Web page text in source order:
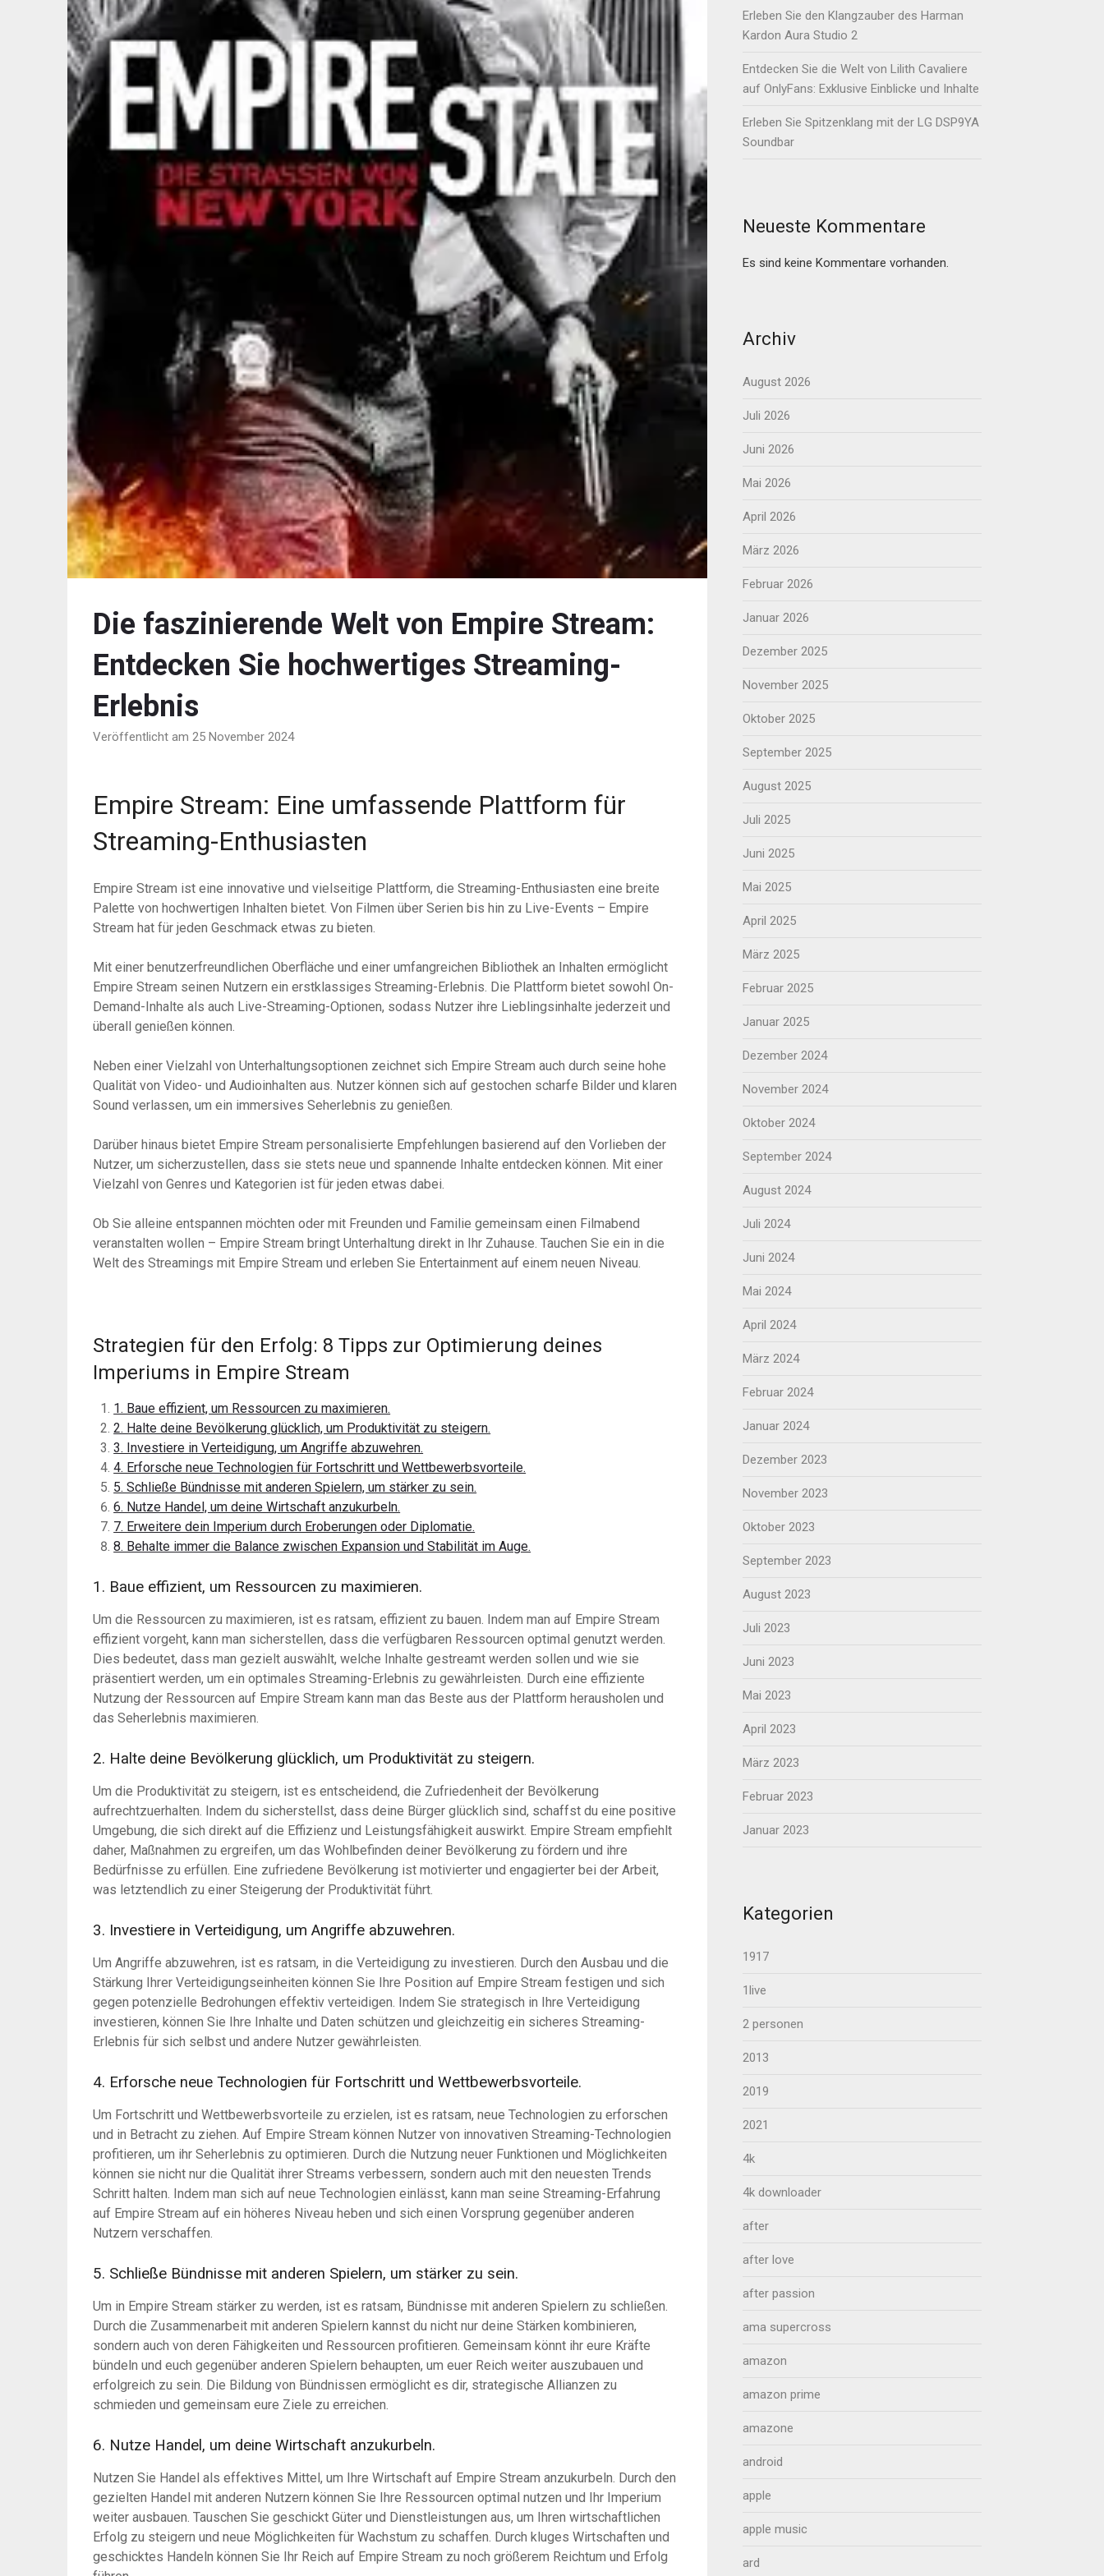
Die faszinierende Welt von Empire Stream:
Entdecken Sie hochwertiges Streaming-
Erlebnis
Veröffentlicht am 25 November 2024
Empire Stream: Eine umfassende Plattform für
Streaming-Enthusiasten
Empire Stream ist eine innovative und vielseitige Plattform, die Streaming-Enthusiasten eine breite
Palette von hochwertigen Inhalten bietet. Von Filmen über Serien bis hin zu Live-Events – Empire
Stream hat für jeden Geschmack etwas zu bieten.
Mit einer benutzerfreundlichen Oberfläche und einer umfangreichen Bibliothek an Inhalten ermöglicht
Empire Stream seinen Nutzern ein erstklassiges Streaming-Erlebnis. Die Plattform bietet sowohl On-
Demand-Inhalte als auch Live-Streaming-Optionen, sodass Nutzer ihre Lieblingsinhalte jederzeit und
überall genießen können.
Neben einer Vielzahl von Unterhaltungsoptionen zeichnet sich Empire Stream auch durch seine hohe
Qualität von Video- und Audioinhalten aus. Nutzer können sich auf gestochen scharfe Bilder und klaren
Sound verlassen, um ein immersives Seherlebnis zu genießen.
Darüber hinaus bietet Empire Stream personalisierte Empfehlungen basierend auf den Vorlieben der
Nutzer, um sicherzustellen, dass sie stets neue und spannende Inhalte entdecken können. Mit einer
Vielzahl von Genres und Kategorien ist für jeden etwas dabei.
Ob Sie alleine entspannen möchten oder mit Freunden und Familie gemeinsam einen Filmabend
veranstalten wollen – Empire Stream bringt Unterhaltung direkt in Ihr Zuhause. Tauchen Sie ein in die
Welt des Streamings mit Empire Stream und erleben Sie Entertainment auf einem neuen Niveau.
Strategien für den Erfolg: 8 Tipps zur Optimierung deines
Imperiums in Empire Stream
1. Baue effizient, um Ressourcen zu maximieren.
2. Halte deine Bevölkerung glücklich, um Produktivität zu steigern.
3. Investiere in Verteidigung, um Angriffe abzuwehren.
4. Erforsche neue Technologien für Fortschritt und Wettbewerbsvorteile.
5. Schließe Bündnisse mit anderen Spielern, um stärker zu sein.
6. Nutze Handel, um deine Wirtschaft anzukurbeln.
7. Erweitere dein Imperium durch Eroberungen oder Diplomatie.
8. Behalte immer die Balance zwischen Expansion und Stabilität im Auge.
1. Baue effizient, um Ressourcen zu maximieren.
Um die Ressourcen zu maximieren, ist es ratsam, effizient zu bauen. Indem man auf Empire Stream
effizient vorgeht, kann man sicherstellen, dass die verfügbaren Ressourcen optimal genutzt werden.
Dies bedeutet, dass man gezielt auswählt, welche Inhalte gestreamt werden sollen und wie sie
präsentiert werden, um ein optimales Streaming-Erlebnis zu gewährleisten. Durch eine effiziente
Nutzung der Ressourcen auf Empire Stream kann man das Beste aus der Plattform herausholen und
das Seherlebnis maximieren.
2. Halte deine Bevölkerung glücklich, um Produktivität zu steigern.
Um die Produktivität zu steigern, ist es entscheidend, die Zufriedenheit der Bevölkerung
aufrechtzuerhalten. Indem du sicherstellst, dass deine Bürger glücklich sind, schaffst du eine positive
Umgebung, die sich direkt auf die Effizienz und Leistungsfähigkeit auswirkt. Empire Stream empfiehlt
daher, Maßnahmen zu ergreifen, um das Wohlbefinden deiner Bevölkerung zu fördern und ihre
Bedürfnisse zu erfüllen. Eine zufriedene Bevölkerung ist motivierter und engagierter bei der Arbeit,
was letztendlich zu einer Steigerung der Produktivität führt.
3. Investiere in Verteidigung, um Angriffe abzuwehren.
Um Angriffe abzuwehren, ist es ratsam, in die Verteidigung zu investieren. Durch den Ausbau und die
Stärkung Ihrer Verteidigungseinheiten können Sie Ihre Position auf Empire Stream festigen und sich
gegen potenzielle Bedrohungen effektiv verteidigen. Indem Sie strategisch in Ihre Verteidigung
investieren, können Sie Ihre Inhalte und Daten schützen und gleichzeitig ein sicheres Streaming-
Erlebnis für sich selbst und andere Nutzer gewährleisten.
4. Erforsche neue Technologien für Fortschritt und Wettbewerbsvorteile.
Um Fortschritt und Wettbewerbsvorteile zu erzielen, ist es ratsam, neue Technologien zu erforschen
und in Betracht zu ziehen. Auf Empire Stream können Nutzer von innovativen Streaming-Technologien
profitieren, um ihr Seherlebnis zu optimieren. Durch die Nutzung neuer Funktionen und Möglichkeiten
können sie nicht nur die Qualität ihrer Streams verbessern, sondern auch mit den neuesten Trends
Schritt halten. Indem man sich auf neue Technologien einlässt, kann man seine Streaming-Erfahrung
auf Empire Stream auf ein höheres Niveau heben und sich einen Vorsprung gegenüber anderen
Nutzern verschaffen.
5. Schließe Bündnisse mit anderen Spielern, um stärker zu sein.
Um in Empire Stream stärker zu werden, ist es ratsam, Bündnisse mit anderen Spielern zu schließen.
Durch die Zusammenarbeit mit anderen Spielern kannst du nicht nur deine Stärken kombinieren,
sondern auch von deren Fähigkeiten und Ressourcen profitieren. Gemeinsam könnt ihr eure Kräfte
bündeln und euch gegenüber anderen Spielern behaupten, um euer Reich weiter auszubauen und
erfolgreich zu sein. Die Bildung von Bündnissen ermöglicht es dir, strategische Allianzen zu
schmieden und gemeinsam eure Ziele zu erreichen.
6. Nutze Handel, um deine Wirtschaft anzukurbeln.
Nutzen Sie Handel als effektives Mittel, um Ihre Wirtschaft auf Empire Stream anzukurbeln. Durch den
gezielten Handel mit anderen Nutzern können Sie Ihre Ressourcen optimal nutzen und Ihr Imperium
weiter ausbauen. Tauschen Sie geschickt Güter und Dienstleistungen aus, um Ihren wirtschaftlichen
Erfolg zu steigern und neue Möglichkeiten für Wachstum zu schaffen. Durch kluges Wirtschaften und
geschicktes Handeln können Sie Ihr Reich auf Empire Stream zu noch größerem Reichtum und Erfolg
Erleben Sie den Klangzauber des Harman
Kardon Aura Studio 2
Entdecken Sie die Welt von Lilith Cavaliere
auf OnlyFans: Exklusive Einblicke und Inhalte
Erleben Sie Spitzenklang mit der LG DSP9YA
Soundbar
Neueste Kommentare
Es sind keine Kommentare vorhanden.
Archiv
August 2026
Juli 2026
Juni 2026
Mai 2026
April 2026
März 2026
Februar 2026
Januar 2026
Dezember 2025
November 2025
Oktober 2025
September 2025
August 2025
Juli 2025
Juni 2025
Mai 2025
April 2025
März 2025
Februar 2025
Januar 2025
Dezember 2024
November 2024
Oktober 2024
September 2024
August 2024
Juli 2024
Juni 2024
Mai 2024
April 2024
März 2024
Februar 2024
Januar 2024
Dezember 2023
November 2023
Oktober 2023
September 2023
August 2023
Juli 2023
Juni 2023
Mai 2023
April 2023
März 2023
Februar 2023
Januar 2023
Kategorien
1917
1live
2 personen
2013
2019
2021
4k
4k downloader
after
after love
after passion
ama supercross
amazon
amazon prime
amazone
android
apple
apple music
ard